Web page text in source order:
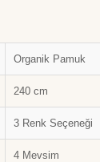
Organik Pamuk
240 cm
3 Renk Seçeneği
4 Mevsim